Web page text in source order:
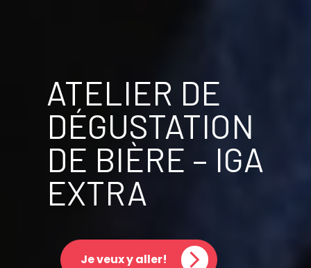
ATELIER DE
DÉGUSTATION
DE BIÈRE – IGA
EXTRA
Je veux y aller!